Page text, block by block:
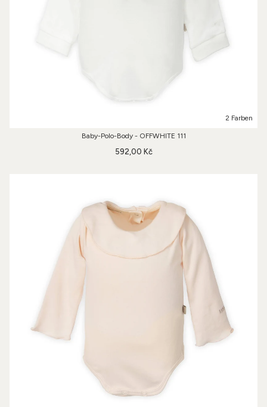
2 Farben
Baby-Polo-Body - OFFWHITE 111
592,00 Kč